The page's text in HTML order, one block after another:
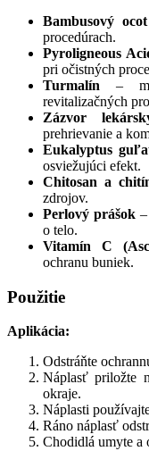
Bambusový ocot
procedúrach.
Pyroligneous
pri očistných
Turmalín –
revitalizačných
Zázvor
prehrievanie a
Eukalyptus
osviežujúci efekt.
Chitosan a
zdrojov.
Perlový prášok
o telo.
Vitamín C
ochranu buniek.
Použitie
Aplikácia:
Odstráňte
Náplasť priložte
okraje.
Náplasti
Ráno náplasť
Chodidlá umyte a